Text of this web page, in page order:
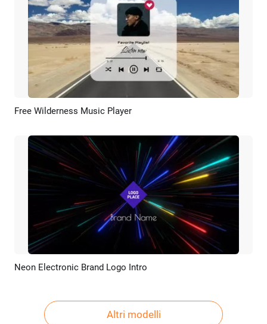
Anteprima
Free Wilderness Music Player
Anteprima Personalizzare
Neon Electronic Brand Logo Intro
Altri modelli